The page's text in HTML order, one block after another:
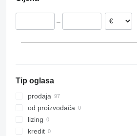
Španjolska
Poljska
–
Tip oglasa
prodaja
od proizvođača
lizing
kredit